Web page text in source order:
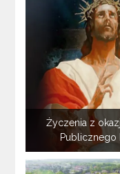
Życzenia z
Publicznego